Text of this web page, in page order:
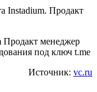
Продакт менеджер
под ключ t.me
Источник: vc.ru